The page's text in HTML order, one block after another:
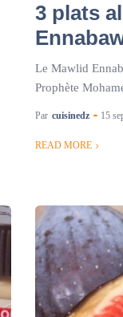
3 plats
Le Mawlid
Prophète
Par cuisinedz 15
READ MORE